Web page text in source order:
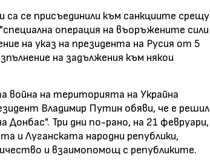
са се присъединили към санкциите срещу
операция на въоръжените сили
на указ на президента на Русия от 5
на задължения към някои
война на територията на Украйна
Владимир Путин обяви, че е решил
Донбас". Три дни по-рано, на 21 февруари,
и Луганската народни републики,
и взаимопомощ с републиките.